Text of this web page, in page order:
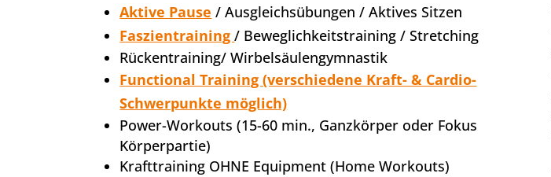
Aktive Pause / Ausgleichsübungen / Aktives Sitzen
Faszientraining/ Beweglichkeitstraining / Stretching
Rückentraining/ Wirbelsäulengymnastik
Functional Training (verschiedene Kraft- & Cardio-
Schwerpunkte möglich)
Power-Workouts (15-60 min., Ganzkörper oder Fokus
Körperpartie)
Krafttraining OHNE Equipment (Home Workouts)